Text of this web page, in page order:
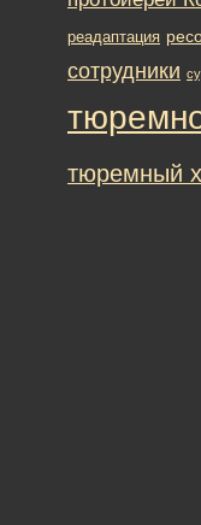
реадаптация
сотрудники
тюремный